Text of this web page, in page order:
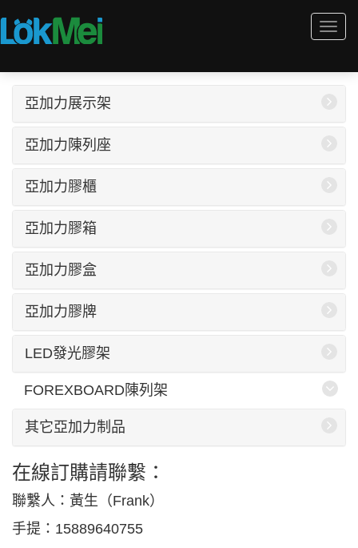
亞加力展示架
亞加力陳列座
亞加力膠櫃
亞加力膠箱
亞加力膠盒
亞加力膠牌
LED發光膠架
FOREXBOARD陳列架
其它亞加力制品
在線訂購請聯繫：
聯繫人：黃生（Frank）
手提：15889640755